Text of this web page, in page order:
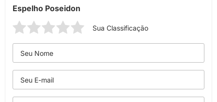
Espelho Poseidon
Sua Classificação